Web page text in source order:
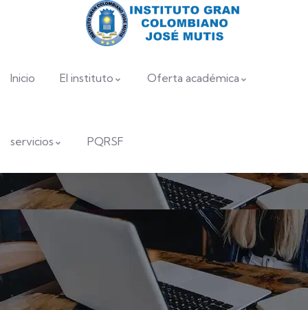
Inicio El instituto Oferta académica
servicios PQRSF